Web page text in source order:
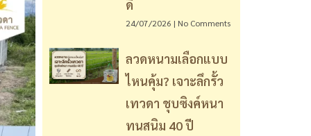
ดี
24/07/2026 No Comments
ลวดหนามเลือกแบบ
ไหนคุ้ม? เจาะลึกรั้ว
เทวดา ชุบซิงค์หนา
ทนสนิม 40 ปี